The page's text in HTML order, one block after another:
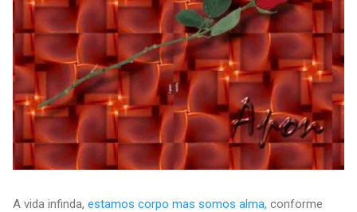
A vida infinda, estamos corpo mas somos alma, conforme